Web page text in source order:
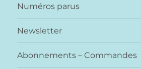
Numéros parus
Newsletter
Abonnements – Commandes